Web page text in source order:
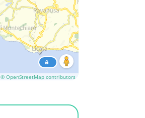
© OpenStreetMap contributors